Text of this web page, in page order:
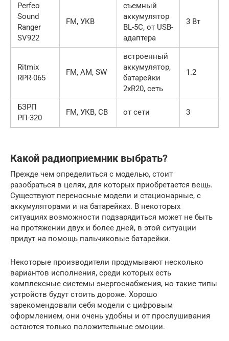
Perfeo
Sound
Ranger
SV922
FM, УКВ
съемный
аккумулятор
BL-5C, от USB-
адаптера
3 Вт
Ritmix
RPR-065
FM, AM, SW
встроенный
аккумулятор,
батарейки
2xR20, сеть
1.2
БЗРП
РП-320
FM, УКВ, СВ от сети 3
Какой радиоприемник выбрать?
Прежде чем определиться с моделью, стоит
разобраться в целях, для которых приобретается вещь.
Существуют переносные модели и стационарные, с
аккумуляторами и на батарейках. В некоторых
ситуациях возможности подзарядиться может не быть
на протяжении двух и более дней, в этой ситуации
придут на помощь пальчиковые батарейки.
Некоторые производители продумывают несколько
вариантов исполнения, среди которых есть
комплексные системы энергоснабжения, но такие типы
устройств будут стоить дороже. Хорошо
зарекомендовали себя модели с цифровым
оформлением, они очень удобны и от прослушивания
остаются только положительные эмоции.